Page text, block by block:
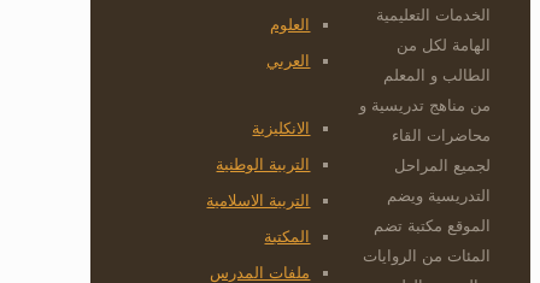
العلوم
العربي
الانكليزية
التربية الوطنية
التربية الاسلامية
المكتبة
ملفات المدرس
الخدمات التعليمية
الهامة لكل من
الطالب و المعلم
من مناهج تدريسية و
محاضرات القاء
لجميع المراحل
التدريسية ويضم
الموقع مكتبة تضم
المئات من الروايات